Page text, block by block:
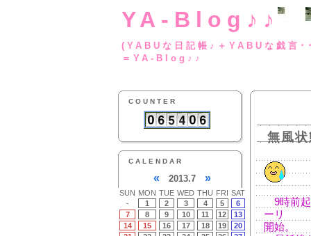
YA-Blog♪♪
(YABUな日記帳♪
＝YA-Blog♪♪
COUNTER
CALENDAR
« 2013.7 »
SUN MON TUE WED THU FRI SAT
-
1 2 3 4 5
6
7
8 9 10 11 12
13
14
15 16 17 18 19
20
無風
9時前起
ーリ
開始。